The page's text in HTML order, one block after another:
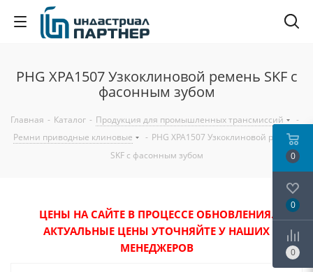
PHG XPA1507 Узкоклиновой ремень SKF с
фасонным зубом
Главная - Каталог - Продукция для промышленных трансмиссий
-
Ремни приводные клиновые
- PHG XPA1507 Узкоклиновой ремень
SKF с фасонным зубом
ЦЕНЫ НА САЙТЕ В ПРОЦЕССЕ ОБНОВЛЕНИЯ.
АКТУАЛЬНЫЕ ЦЕНЫ УТОЧНЯЙТЕ У НАШИХ
МЕНЕДЖЕРОВ
0
0
0